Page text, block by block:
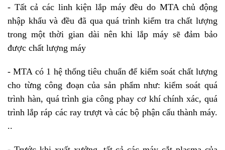
- Tất cả các linh kiện lắp máy đều do MTA chủ động
nhập khẩu và đều đã qua quá trình kiểm tra chất lượng
trong một thời gian dài nên khi lắp máy sẽ đảm bảo
được chất lượng máy
- MTA có 1 hệ thống tiêu chuẩn để kiểm soát chất lượng
cho từng công đoạn của sản phẩm như: kiểm soát quá
trình hàn, quá trình gia công phay cơ khí chính xác, quá
trình lắp ráp các ray trượt và các bộ phận cấu thành máy.
..